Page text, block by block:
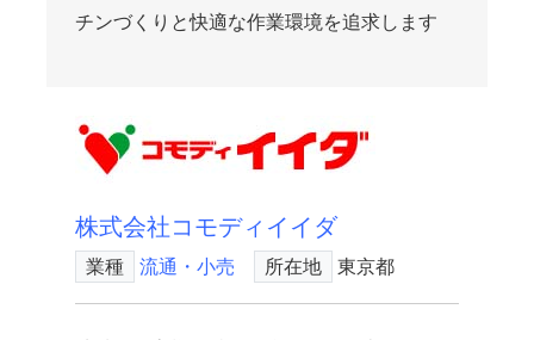
チンづくりと快適な作業環境を追求します
株式会社コモディイイダ
業種 流通・小売 所在地 東京都